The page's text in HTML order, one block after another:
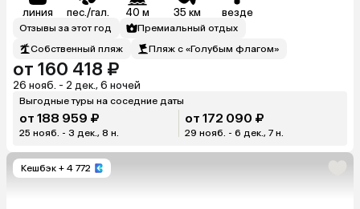
линия пес./гал. 40 м 35 км везде
Отзывы за этот год
Премиальный отдых
Собственный пляж
Пляж с «Голубым флагом»
от 160 418 ₽
26 нояб. - 2 дек., 6 ночей
Выгодные туры на соседние даты
от 188 959 ₽
25 нояб. - 3 дек., 8 н.
от 172 090 ₽
29 нояб. - 6 дек., 7 н.
Кешбэк + 4 772